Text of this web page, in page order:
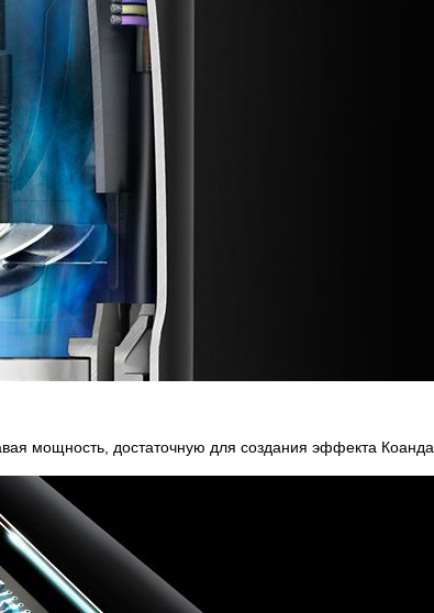
мощность, достаточную для создания эффекта Коанда.